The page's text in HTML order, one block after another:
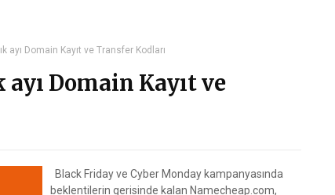
ayı Domain Kayıt ve Transfer Kodları
Domain Kayıt ve
Black Friday ve Cyber Monday kampanyasında
beklentilerin gerisinde kalan Namecheap.com,